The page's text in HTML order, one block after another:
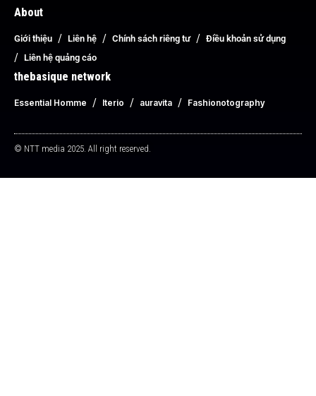
About
Giới thiệu Liên hệ Chính sách riêng tư
Điều khoản sử dụng
Liên hệ quảng cáo
thebasique network
Essential Homme Iterio auravita Fashionotography
© NTT media 2025. All right reserved.